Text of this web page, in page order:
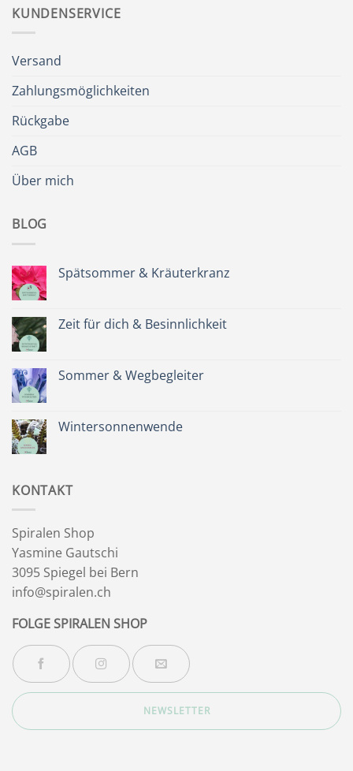
KUNDENSERVICE
Versand
Zahlungsmöglichkeiten
Rückgabe
AGB
Über mich
BLOG
Spätsommer & Kräuterkranz
Spätsommer
&
Zeit für dich & Besinnlichkeit
Zeit
für
Sommer & Wegbegleiter
Sommer
&
Wintersonnenwende
KONTAKT
Spiralen Shop
Yasmine Gautschi
3095 Spiegel bei Bern
info@spiralen.ch
FOLGE SPIRALEN SHOP
NEWSLETTER